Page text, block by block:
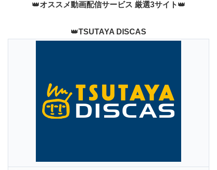
👑オススメ動画配信サービス 厳選3サイト 👑
👑TSUTAYA DISCAS